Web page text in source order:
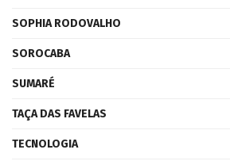
SOPHIA RODOVALHO
SOROCABA
SUMARÉ
TAÇA DAS FAVELAS
TECNOLOGIA